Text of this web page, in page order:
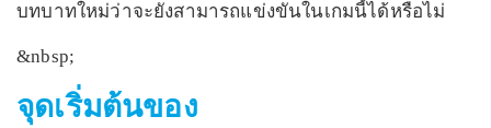
บทบาทใหม่ว่าจะยังสามารถแข่งขันในเกมนี้ได้หรือไม่
&nbsp;
จุดเริ่มต้นของ